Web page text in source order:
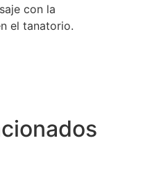
con la
el tanatorio.